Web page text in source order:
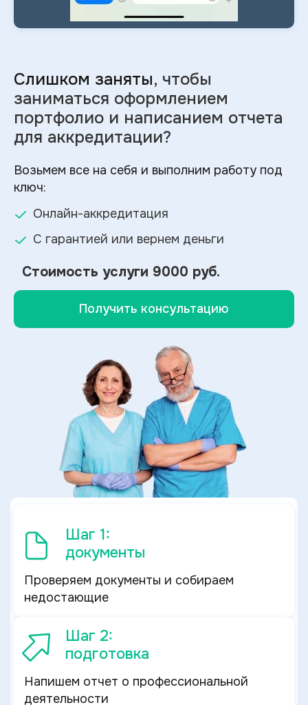
Слишком заняты, чтобы
заниматься оформлением
портфолио и написанием отчета
для аккредитации?
Возьмем все на себя и выполним работу под
ключ:
Онлайн-аккредитация
С гарантией или вернем деньги
Стоимость услуги 9000 руб.
Получить консультацию
Шаг 1:
документы
Проверяем документы и собираем
недостающие
Шаг 2:
подготовка
Напишем отчет о профессиональной
деятельности